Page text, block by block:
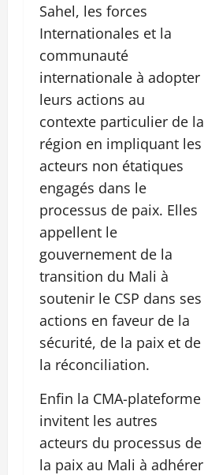
Sahel, les forces
Internationales et la
communauté
internationale à adopter
leurs actions au
contexte particulier de la
région en impliquant les
acteurs non étatiques
engagés dans le
processus de paix. Elles
appellent le
gouvernement de la
transition du Mali à
soutenir le CSP dans ses
actions en faveur de la
sécurité, de la paix et de
la réconciliation.
Enfin la CMA-plateforme
invitent les autres
acteurs du processus de
la paix au Mali à adhérer